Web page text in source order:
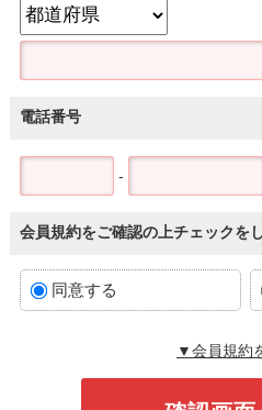
電話番号
-
会員規約をご確認の上チェックを
同意する
▼会員規約